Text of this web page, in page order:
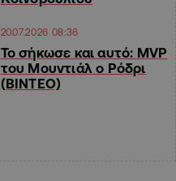
20.07.2026 08:36
Το σήκωσε και αυτό: MVP
του Μουντιάλ ο Ρόδρι
(ΒΙΝΤΕΟ)